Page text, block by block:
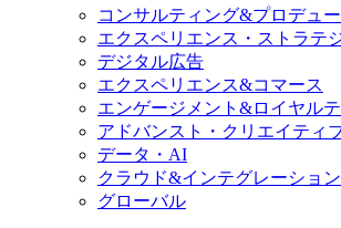
コンサルティング&プロデュ
エクスペリエンス・ストラテ
デジタル広告
エクスペリエンス&コマース
エンゲージメント&ロイヤルテ
アドバンスト・クリエイティ
データ・AI
クラウド&インテグレーション
グローバル